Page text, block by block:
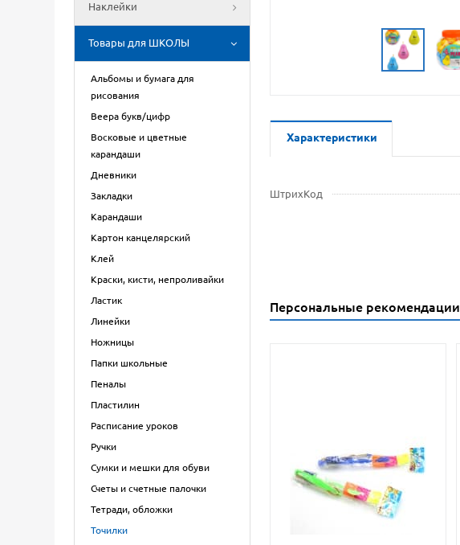
Наклейки
Товары для ШКОЛЫ
Альбомы и бумага для
рисования
Веера букв/цифр
Восковые и цветные
карандаши
Дневники
Закладки
Карандаши
Картон канцелярский
Клей
Краски, кисти, непроливайки
Ластик
Линейки
Ножницы
Папки школьные
Пеналы
Пластилин
Расписание уроков
Ручки
Сумки и мешки для обуви
Счеты и счетные палочки
Тетради, обложки
Точилки
Характеристики
ШтрихКод
Персональные рекомендации